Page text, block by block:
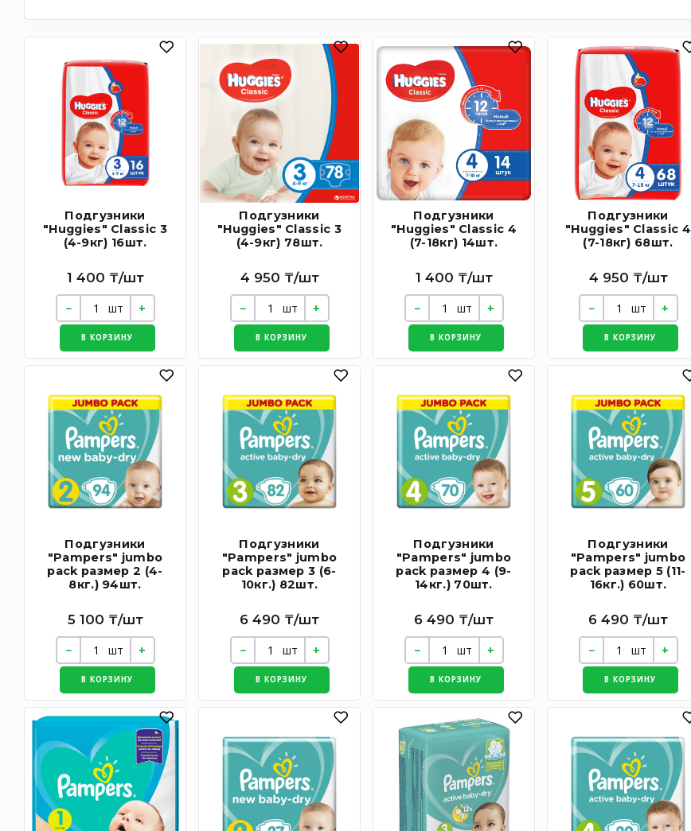
Подгузники
"Huggies" Classic 3
(4-9кг) 16шт.
1 400 ₸/шт
шт
В КОРЗИНУ
Подгузники
"Huggies" Classic 3
(4-9кг) 78шт.
4 950 ₸/шт
шт
В КОРЗИНУ
Подгузники
"Huggies" Classic 4
(7-18кг) 14шт.
1 400 ₸/шт
шт
В КОРЗИНУ
Подгузники
"Huggies" Classic 4
(7-18кг) 68шт.
4 950 ₸/шт
шт
В КОРЗИНУ
Подгузники
"Pampers" jumbo
pack размер 2 (4-
8кг.) 94шт.
5 100 ₸/шт
шт
В КОРЗИНУ
Подгузники
"Pampers" jumbo
pack размер 3 (6-
10кг.) 82шт.
6 490 ₸/шт
шт
В КОРЗИНУ
Подгузники
"Pampers" jumbo
pack размер 4 (9-
14кг.) 70шт.
6 490 ₸/шт
шт
В КОРЗИНУ
Подгузники
"Pampers" jumbo
pack размер 5 (11-
16кг.) 60шт.
6 490 ₸/шт
шт
В КОРЗИНУ